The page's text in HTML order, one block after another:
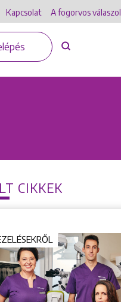
Kapcsolat A fogorvos válaszol
CIKKEK